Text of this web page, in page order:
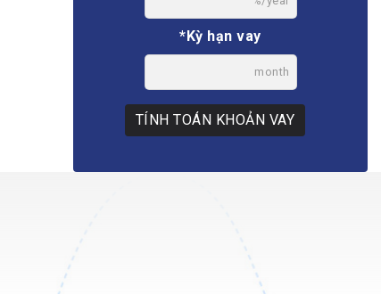
*Kỳ hạn vay
month
TÍNH TOÁN KHOẢN VAY